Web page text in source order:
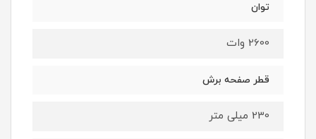
توان
2600 وات
قطر صفحه برش
230 میلی متر